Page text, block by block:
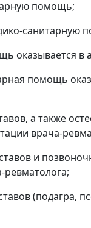
помощь;
санитарную
оказывается в
помощь
а также
врача-
и
(подагра,